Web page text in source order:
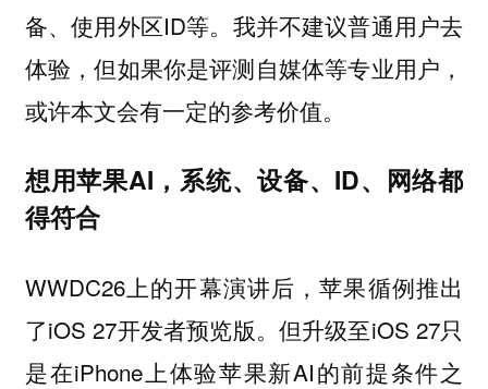
备、使用外区ID等。我并不建议普通用户去
体验，但如果你是评测自媒体等专业用户，
或许本文会有一定的参考价值。
想用苹果AI，系统、设备、ID、网络都
得符合
WWDC26上的开幕演讲后，苹果循例推出
了iOS 27开发者预览版。但升级至iOS 27只
是在iPhone上体验苹果新AI的前提条件之